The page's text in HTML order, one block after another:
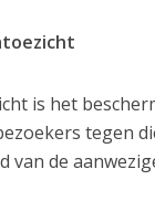
is het
tegen
van de